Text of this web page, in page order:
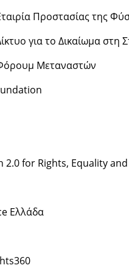
Προστασίας της
για το Δικαίωμα στη
Μεταναστών
2.0 for Rights, Equality
Ελλάδα